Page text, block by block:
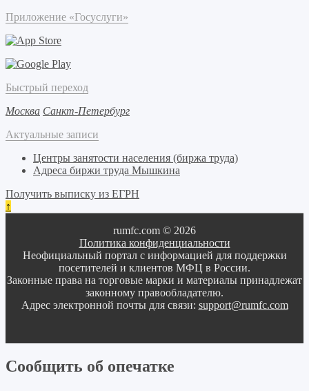
Приложение «Госуслуги»
Быстрый переход
Москва Санкт-Петербург
Актуальные записи
Центры занятости населения (биржа труда)
Адреса биржи труда Мышкина
Получить выписку из ЕГРН
↑
rumfc.com © 2026
Политика конфиденциальности
Неофициальный портал с информацией для поддержки
посетителей и клиентов МФЦ в России.
Законные права на торговые марки и материалы принадлежат
законному правообладателю.
Адрес электронной почты для связи: support@rumfc.com
Сообщить об опечатке